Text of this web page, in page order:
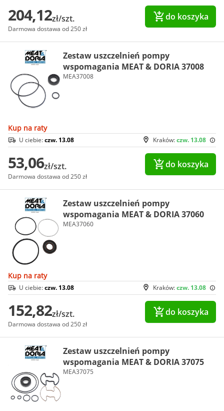
204,12zł/szt.
Darmowa dostawa od 250 zł
do koszyka
Zestaw uszczelnień pompy
wspomagania MEAT & DORIA 37008
MEA37008
Kup na raty
Kraków:czw. 13.08
U ciebie:czw. 13.08
53,06zł/szt.
Darmowa dostawa od 250 zł
do koszyka
Zestaw uszczelnień pompy
wspomagania MEAT & DORIA 37060
MEA37060
Kup na raty
Kraków:czw. 13.08
U ciebie:czw. 13.08
152,82zł/szt.
Darmowa dostawa od 250 zł
do koszyka
Zestaw uszczelnień pompy
wspomagania MEAT & DORIA 37075
MEA37075